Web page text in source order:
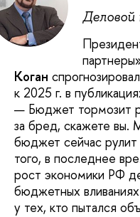
Деловой
Коган
к 2025 г. в
— Бюджет тормозит
за бред, скажете
бюджет сейчас
того, в последнее
рост экономики РФ
бюджетных
у тех, кто пытался